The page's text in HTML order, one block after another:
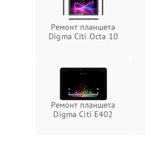
Ремонт планшета
Digma Citi Octa 10
Ремонт планшета
Digma Citi E402